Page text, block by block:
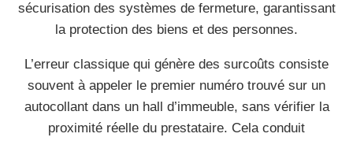
sécurisation des systèmes de fermeture, garantissant
la protection des biens et des personnes.
L’erreur classique qui génère des surcoûts consiste
souvent à appeler le premier numéro trouvé sur un
autocollant dans un hall d’immeuble, sans vérifier la
proximité réelle du prestataire. Cela conduit